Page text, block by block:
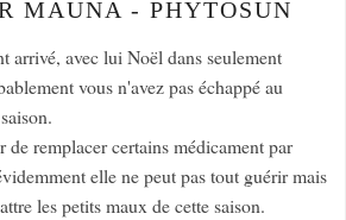
MAUNA - PHYTOSUN
arrivé, avec lui Noël dans seulement
vous n'avez pas échappé au
de remplacer certains médicament par
elle ne peut pas tout guérir mais
les petits maux de cette saison.